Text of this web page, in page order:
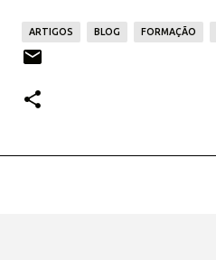
ARTIGOS BLOG FORMAÇÃO